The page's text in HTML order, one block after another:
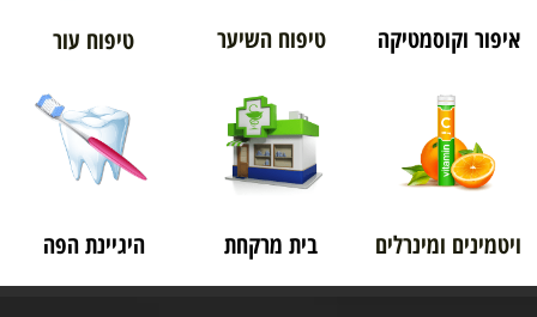
איפור וקוסמטיקה טיפוח השיער טיפוח עור
ויטמינים ומינרלים בית מרקחת היגיינת הפה